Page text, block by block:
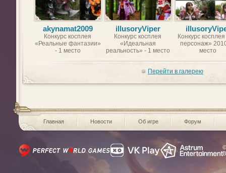
akynamat2009
Конкурс косплея
«Реальные фантазии»
- 1 место
illusoryViper
Конкурс косплея
«Идеальная
реальность» - 1 место
Конкурс
персонаж»
место
Перейти в галерею
Главная Новости Об игре Форум